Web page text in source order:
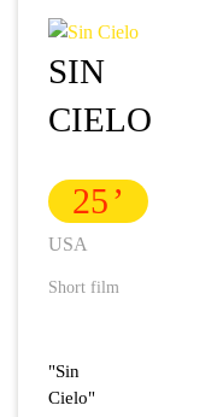
SIN
CIELO
25
USA
Short film
"Sin
Cielo"